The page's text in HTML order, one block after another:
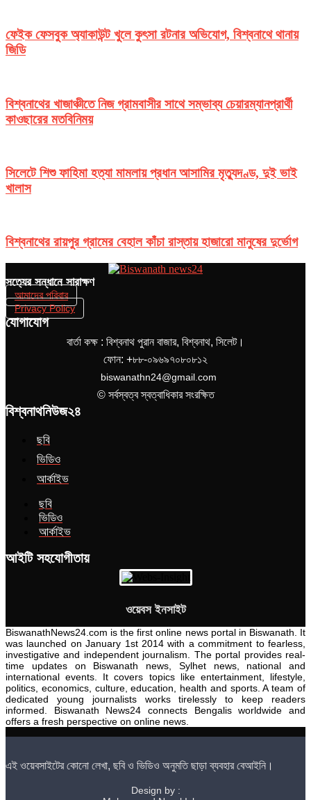
ফেইক ফেসবুক অ্যাকাউন্ট খুলে কুৎসা রটনার অভিযোগ, বিশ্বনাথে থানায়
জিডি
বিশ্বনাথের খাজাঞ্চীতে নিজ গ্রামবাসীর সাথে সম্ভাব্য চেয়ারম্যানপ্রার্থী
কাওছারের মতবিনিময়
সিলেটে শিশু ফাহিমা হত্যা মামলায় প্রধান আসামির মৃত্যুদণ্ড, দুই ভাই
খালাস
বিশ্বনাথের রায়পুর গ্রামের বেহাল কাঁচা রাস্তায় হাজারো মানুষের দুর্ভোগ
সত‌্যের সন্ধানে সারাক্ষণ
আমাদের পরিবার
Privacy Policy
যোগাযোগ
বার্তা কক্ষ : বিশ্বনাথ পুরান বাজার, বিশ্বনাথ, সিলেট।
ফোন: +৮৮-০৯৬৯৭০৮০৮১২
biswanathn24@gmail.com
© সর্বস্বত্ব স্বত্বাধিকার সংরক্ষিত
বিশ্বনাথনিউজ২৪
ছবি
ভিডিও
আর্কাইভ
ছবি
ভিডিও
আর্কাইভ
আইটি সহযোগীতায়
ওয়েবস ইনসাইট
BiswanathNews24.com is the first online news portal in Biswanath. It
was launched on January 1st 2014 with a commitment to fearless,
investigative and independent journalism. The portal provides real-
time updates on Biswanath news, Sylhet news, national and
international events. It covers topics like entertainment, lifestyle,
politics, economics, culture, education, health and sports. A team of
dedicated young journalists works tirelessly to keep readers
informed. Biswanath News24 connects Bengalis worldwide and
offers a fresh perspective on online news.
এই ওয়েবসাইটের কোনো লেখা, ছবি ও ভিডিও অনুমতি ছাড়া ব্যবহার বেআইনি।
Design by :